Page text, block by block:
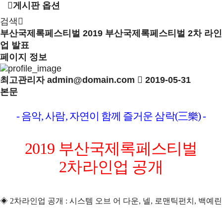
게시판 옵션
검색
부산국제록페스티벌 2019 부산국제록페스티벌 2차 라인
업 발표
페이지 정보
최고관리자 admin@domain.com
2019-05-31
본문
-음악, 사람, 자연이 함께 즐거운 삼락(三樂) -
2019 부산국제록페스티벌
2차라인업 공개
◈ 2차라인업 공개 : 시스템 오브 어 다운, 넬, 로맨틱펀치 , 백예린